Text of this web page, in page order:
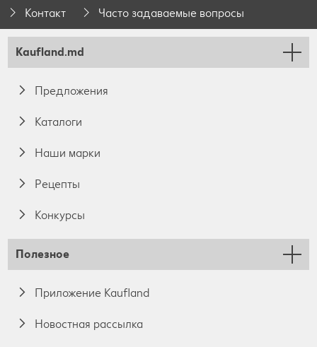
Контакт Часто задаваемые вопросы
Kaufland.md
Предложения
Каталоги
Наши марки
Pецепты
Конкурсы
Полезное
Приложение Kaufland
Новостная рассылка